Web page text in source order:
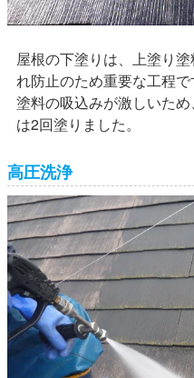
屋根の下塗りは、上塗り
れ防止のため重要な工程で
塗料の吸込みが激しいた
は2回塗りました。
高圧洗浄